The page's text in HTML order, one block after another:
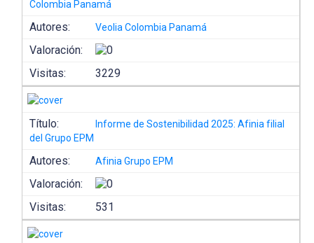
Colombia Panamá
Autores: Veolia Colombia Panamá
Valoración:
Visitas:
3229
Título:
Informe de Sostenibilidad 2025: Afinia filial
del Grupo EPM
Autores: Afinia Grupo EPM
Valoración:
Visitas:
531